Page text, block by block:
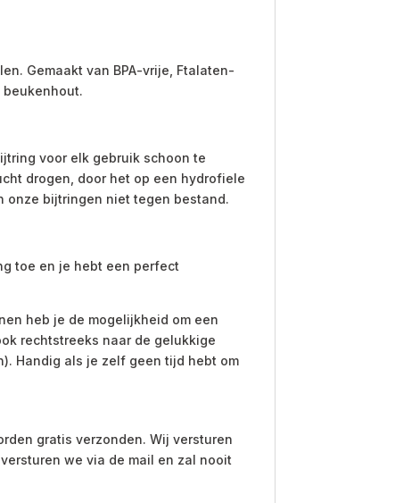
Gemaakt van BPA-vrije, Ftalaten-
voor elk gebruik schoon te
drogen, door het op een hydrofiele
onze bijtringen niet tegen bestand.
toe en je hebt een perfect
heb je de mogelijkheid om een
rechtstreeks naar de gelukkige
Handig als je zelf geen tijd hebt om
gratis verzonden. Wij versturen
we via de mail en zal nooit